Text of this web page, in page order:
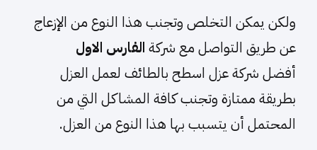
ولكن يمكن التخلص وتجنب هذا النوع من الإزعاج
عن طريق التواصل مع شركة الفارس الاول
أفضل شركة عزل اسطح بالطائف لعمل العزل
بطريقة ممتازة وتجنب كافة المشاكل التي من
المحتمل أن يتسبب بها هذا النوع من العزل.